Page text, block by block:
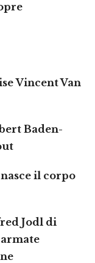
Vincent Van
Baden-
il corpo
Jodl di